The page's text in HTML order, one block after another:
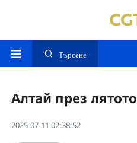
Търсене
Алтай през лятото
2025-07-11 02:38:52